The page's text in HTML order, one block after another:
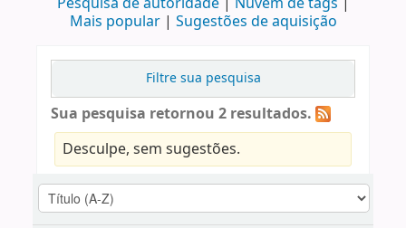
Mais popular
Sugestões de aquisição
Filtre sua pesquisa
Sua pesquisa retornou 2 resultados.
Desculpe, sem sugestões.